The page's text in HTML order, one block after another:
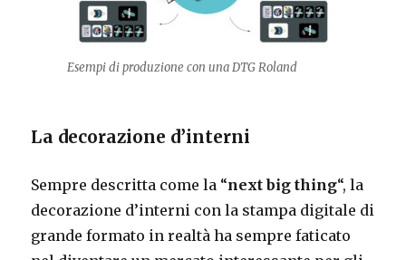
Esempi di produzione con una DTG Roland
La decorazione d’interni
Sempre descritta come la “next big thing“, la
decorazione d’interni con la stampa digitale di
grande formato in realtà ha sempre faticato